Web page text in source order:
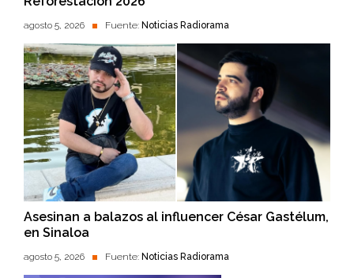
agosto 5, 2026 Fuente: Noticias Radiorama
Asesinan a balazos al influencer César Gastélum,
en Sinaloa
agosto 5, 2026 Fuente: Noticias Radiorama